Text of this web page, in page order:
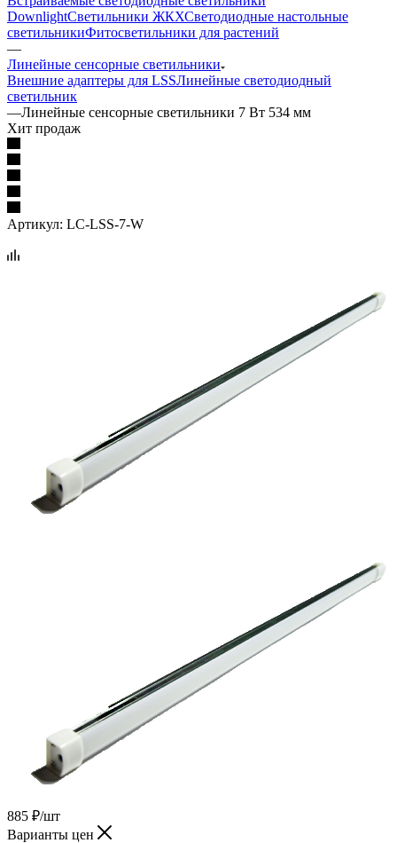
DownlightСветильники ЖКХСветодиодные настольные
светильникиФитосветильники для растений
—
Линейные сенсорные светильники
Внешние адаптеры для LSSЛинейные светодиодный
светильник
—Линейные сенсорные светильники 7 Вт 534 мм
Хит продаж
Артикул: LC-LSS-7-W
885 ₽/шт
Варианты цен